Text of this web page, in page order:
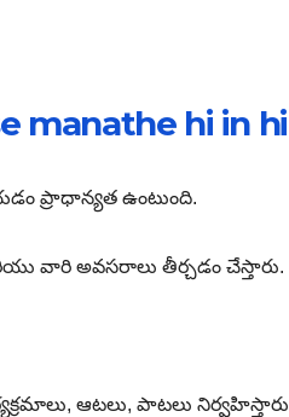
manathe hi in
ప్రాధాన్యత ఉంటుంది.
వారి అవసరాలు తీర్చడం చేస్తారు.
ఆటలు, పాటలు